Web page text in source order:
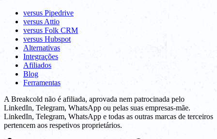
versus Pipedrive
versus Attio
versus Folk CRM
versus Hubspot
Alternativas
Integrações
Afiliados
Blog
Ferramentas
A Breakcold não é afiliada, aprovada nem patrocinada pelo
LinkedIn, Telegram, WhatsApp ou pelas suas empresas-mãe.
LinkedIn, Telegram, WhatsApp e todas as outras marcas de terceiros
pertencem aos respetivos proprietários.